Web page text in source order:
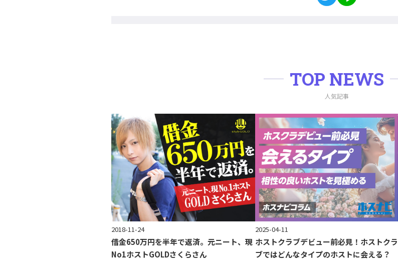
TOP NEWS
人気記事
2018-11-24
借金650万円を半年で返済。元ニート、現
No1ホストGOLDさくらさん
2025-04-11
ホストクラブデビュー前必見！ホストクラ
ブではどんなタイプのホストに会える？